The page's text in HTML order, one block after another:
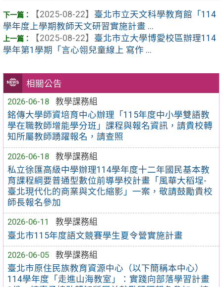
相關公告
2026-06-18
教學課務組
銘傳大學師資培育中心辦理「115年度中小學雙語教
學在職教師增能學分班」課程與報名資訊，請貴校轉
知所屬教師踴躍報名，請查照
2026-06-18
教學課務組
私立徐匯高級中學辦理114學年度十二年國民基本教
育課程綱要普通型數位前導學校計畫「風華大稻埕-
臺北現代化的商業與文化縮影」一案，敬請鼓勵貴校
師長報名參加
2026-06-11
教學課務組
臺北市115年度語文競賽學生夏令營實施計畫
2026-06-05
教學課務組
臺北市原住民族教育資源中心（以下簡稱本中心）
114學年度「走進山海教室」：實踐向部落學習計畫
【2025-08-22】 臺北市立天文科學教育館「114
學年度上學期教師天文研習實施計畫 ...
【2025-08-22】 臺北市立大學博愛校區辦理114
學年第1學期「言心翎兒童線上 寫作 ...